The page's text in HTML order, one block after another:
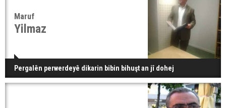
Maruf
Yilmaz
Pergalên perwerdeyê dikarin bibin bihuşt an jî dohej